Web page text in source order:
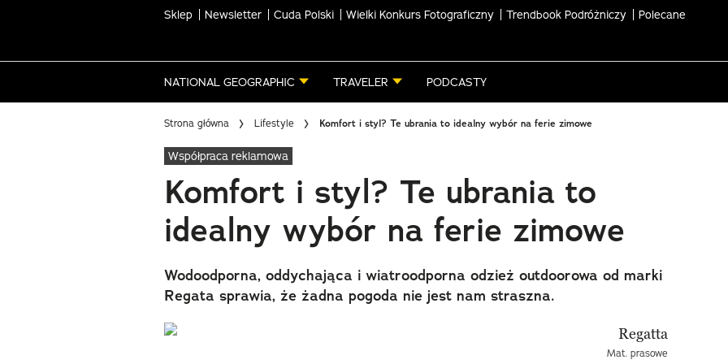
main
Sklep Newsletter Cuda Polski Wielki Konkurs Fotograficzny Trendbook Podróżniczy Polecane
NATIONAL GEOGRAPHIC TRAVELER PODCASTY
Strona główna Lifestyle Komfort i styl? Te ubrania to idealny wybór na ferie zimowe
Współpraca reklamowa
Komfort i styl? Te ubrania to
idealny wybór na ferie zimowe
Wodoodporna, oddychająca i wiatroodporna odzież outdoorowa od marki
Regata sprawia, że żadna pogoda nie jest nam straszna.
Mat. prasowe